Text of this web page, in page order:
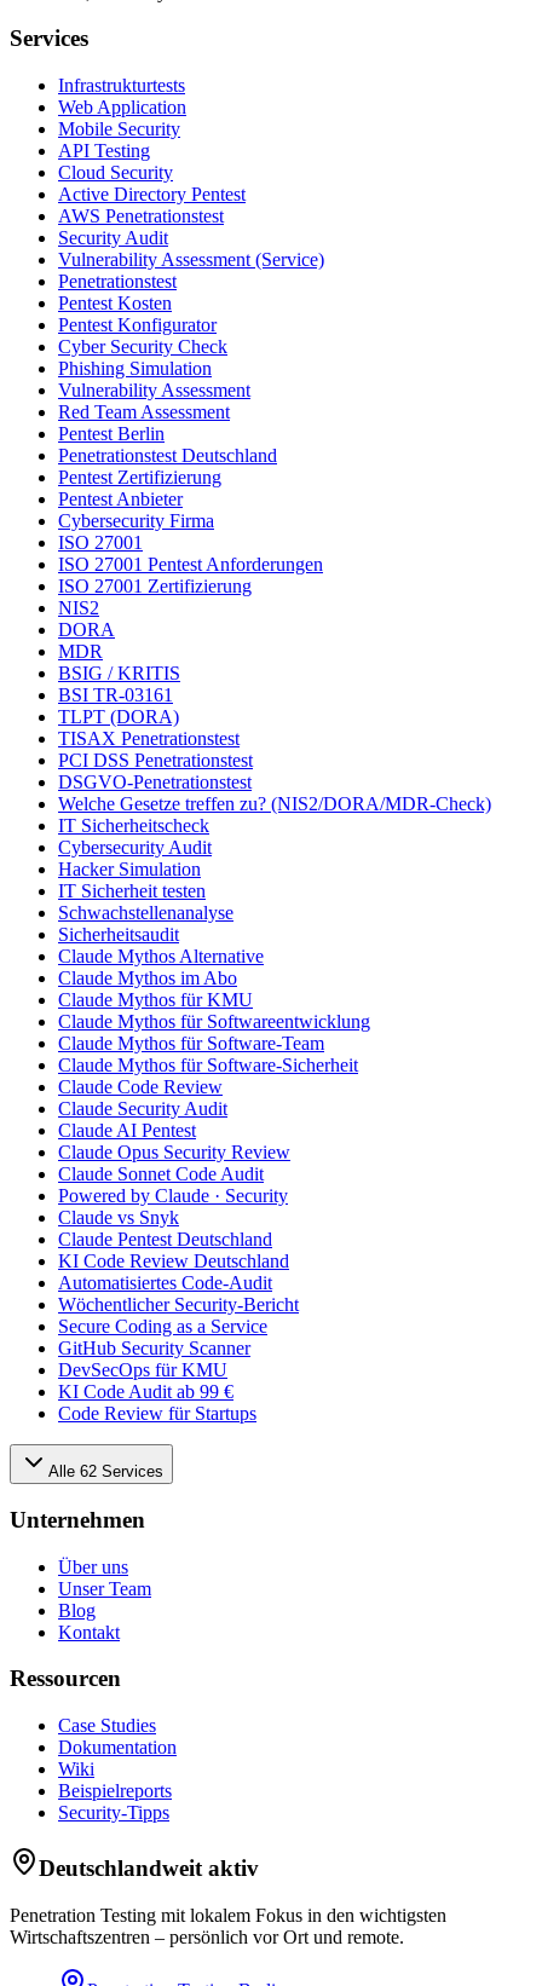
Services
Infrastrukturtests
Web Application
Mobile Security
API Testing
Cloud Security
Active Directory Pentest
AWS Penetrationstest
Security Audit
Vulnerability Assessment (Service)
Penetrationstest
Pentest Kosten
Pentest Konfigurator
Cyber Security Check
Phishing Simulation
Vulnerability Assessment
Red Team Assessment
Pentest Berlin
Penetrationstest Deutschland
Pentest Zertifizierung
Pentest Anbieter
Cybersecurity Firma
ISO 27001
ISO 27001 Pentest Anforderungen
ISO 27001 Zertifizierung
NIS2
DORA
MDR
BSIG / KRITIS
BSI TR-03161
TLPT (DORA)
TISAX Penetrationstest
PCI DSS Penetrationstest
DSGVO-Penetrationstest
Welche Gesetze treffen zu? (NIS2/DORA/MDR-Check)
IT Sicherheitscheck
Cybersecurity Audit
Hacker Simulation
IT Sicherheit testen
Schwachstellenanalyse
Sicherheitsaudit
Claude Mythos Alternative
Claude Mythos im Abo
Claude Mythos für KMU
Claude Mythos für Softwareentwicklung
Claude Mythos für Software-Team
Claude Mythos für Software-Sicherheit
Claude Code Review
Claude Security Audit
Claude AI Pentest
Claude Opus Security Review
Claude Sonnet Code Audit
Powered by Claude · Security
Claude vs Snyk
Claude Pentest Deutschland
KI Code Review Deutschland
Automatisiertes Code-Audit
Wöchentlicher Security-Bericht
Secure Coding as a Service
GitHub Security Scanner
DevSecOps für KMU
KI Code Audit ab 99 €
Code Review für Startups
Alle 62 Services
Unternehmen
Über uns
Unser Team
Blog
Kontakt
Ressourcen
Case Studies
Dokumentation
Wiki
Beispielreports
Security-Tipps
Deutschlandweit aktiv
Penetration Testing mit lokalem Fokus in den wichtigsten
Wirtschaftszentren – persönlich vor Ort und remote.